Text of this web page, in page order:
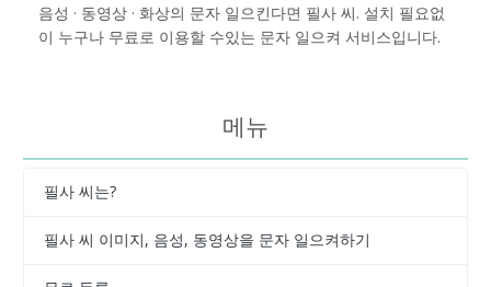
음성 · 동영상 · 화상의 문자 일으킨다면 필사 씨. 설치 필요없
이 누구나 무료로 이용할 수있는 문자 일으켜 서비스입니다.
메뉴
필사 씨는?
필사 씨 이미지, 음성, 동영상을 문자 일으켜하기